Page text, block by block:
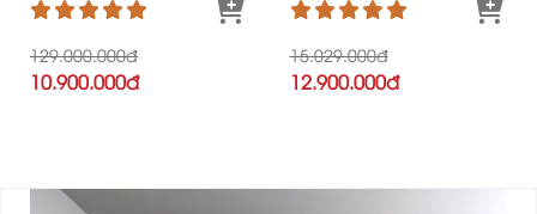
129.000.000đ
10.900.000đ
15.029.000đ
12.900.000đ